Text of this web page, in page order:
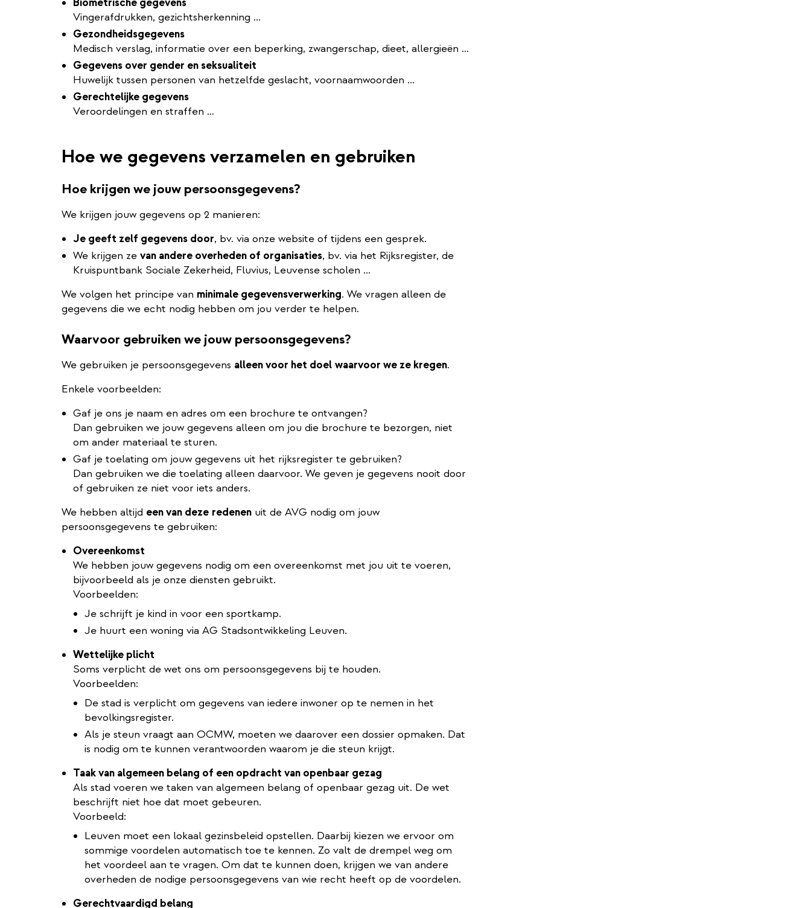
Vingerafdrukken, gezichtsherkenning ...
Gezondheidsgegevens
Medisch verslag, informatie over een beperking, zwangerschap, dieet, allergieën …
Gegevens over gender en seksualiteit
Huwelijk tussen personen van hetzelfde geslacht, voornaamwoorden ...
Gerechtelijke gegevens
Veroordelingen en straffen …
Hoe we gegevens verzamelen en gebruiken
Hoe krijgen we jouw persoonsgegevens?
We krijgen jouw gegevens op 2 manieren:
Je geeft zelf gegevens door, bv. via onze website of tijdens een gesprek.
We krijgen ze van andere overheden of organisaties, bv. via het Rijksregister, de
Kruispuntbank Sociale Zekerheid, Fluvius, Leuvense scholen ...
We volgen het principe van minimale gegevensverwerking. We vragen alleen de
gegevens die we echt nodig hebben om jou verder te helpen.
Waarvoor gebruiken we jouw persoonsgegevens?
We gebruiken je persoonsgegevens alleen voor het doel waarvoor we ze kregen.
Enkele voorbeelden:
Gaf je ons je naam en adres om een brochure te ontvangen?
Dan gebruiken we jouw gegevens alleen om jou die brochure te bezorgen, niet
om ander materiaal te sturen.
Gaf je toelating om jouw gegevens uit het rijksregister te gebruiken?
Dan gebruiken we die toelating alleen daarvoor. We geven je gegevens nooit door
of gebruiken ze niet voor iets anders.
We hebben altijd een van deze redenen uit de AVG nodig om jouw
persoonsgegevens te gebruiken:
Overeenkomst
We hebben jouw gegevens nodig om een overeenkomst met jou uit te voeren,
bijvoorbeeld als je onze diensten gebruikt.
Voorbeelden:
Je schrijft je kind in voor een sportkamp.
Je huurt een woning via AG Stadsontwikkeling Leuven.
Wettelijke plicht
Soms verplicht de wet ons om persoonsgegevens bij te houden.
Voorbeelden:
De stad is verplicht om gegevens van iedere inwoner op te nemen in het
bevolkingsregister.
Als je steun vraagt aan OCMW, moeten we daarover een dossier opmaken. Dat
is nodig om te kunnen verantwoorden waarom je die steun krijgt.
Taak van algemeen belang of een opdracht van openbaar gezag
Als stad voeren we taken van algemeen belang of openbaar gezag uit. De wet
beschrijft niet hoe dat moet gebeuren.
Voorbeeld:
Leuven moet een lokaal gezinsbeleid opstellen. Daarbij kiezen we ervoor om
sommige voordelen automatisch toe te kennen. Zo valt de drempel weg om
het voordeel aan te vragen. Om dat te kunnen doen, krijgen we van andere
overheden de nodige persoonsgegevens van wie recht heeft op de voordelen.
Gerechtvaardigd belang